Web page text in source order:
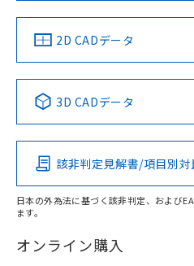
中国 RoHS 注意事項・凡例
Pb Hg
O
在庫等で未対応品が混在する
2D CADデータ
3D CADデータ
該非判定見解書/項目別対
日本の外為法に基づく該非判定、および
ます。
オンライン購入